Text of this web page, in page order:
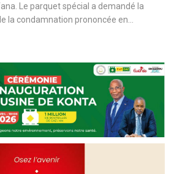
Le parquet spécial a demandé la
la condamnation prononcée en…